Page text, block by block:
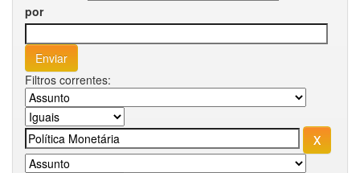
por
Filtros correntes: